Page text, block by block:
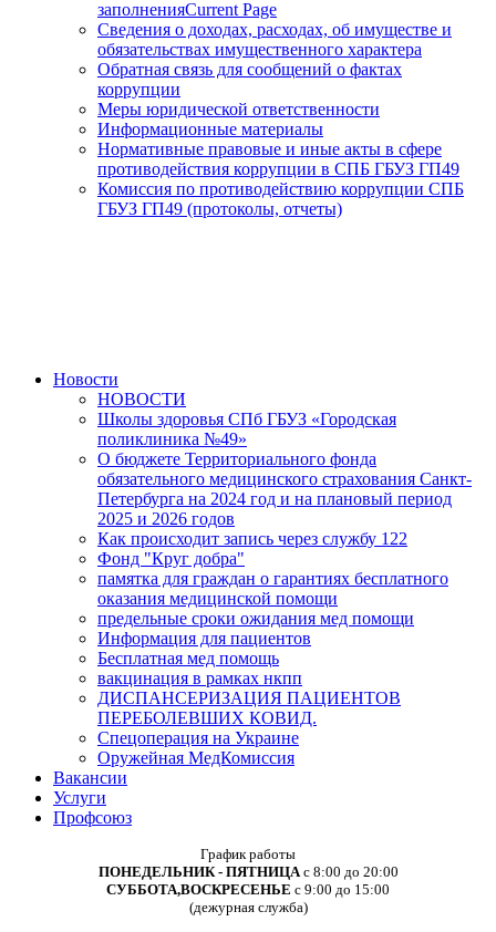
заполненияCurrent Page
Сведения о доходах, расходах, об имуществе и
обязательствах имущественного характера
Обратная связь для сообщений о фактах
коррупции
Меры юридической ответственности
Информационные материалы
Нормативные правовые и иные акты в сфере
противодействия коррупции в СПБ ГБУЗ ГП49
Комиссия по противодействию коррупции СПБ
ГБУЗ ГП49 (протоколы, отчеты)
Новости
НОВОСТИ
Школы здоровья СПб ГБУЗ «Городская
поликлиника №49»
О бюджете Территориального фонда
обязательного медицинского страхования Санкт-
Петербурга на 2024 год и на плановый период
2025 и 2026 годов
Как происходит запись через службу 122
Фонд "Круг добра"
памятка для граждан о гарантиях бесплатного
оказания медицинской помощи
предельные сроки ожидания мед помощи
Информация для пациентов
Бесплатная мед помощь
вакцинация в рамках нкпп
ДИСПАНСЕРИЗАЦИЯ ПАЦИЕНТОВ
ПЕРЕБОЛЕВШИХ КОВИД.
Спецоперация на Украине
Оружейная МедКомиссия
Вакансии
Услуги
Профсоюз
График работы
ПОНЕДЕЛЬНИК - ПЯТНИЦА с 8:00 до 20:00
СУББОТА,ВОСКРЕСЕНЬЕ с 9:00 до 15:00
(дежурная служба)